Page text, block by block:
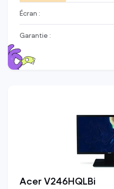
Écran :
Garantie :
Acer V246HQLBi